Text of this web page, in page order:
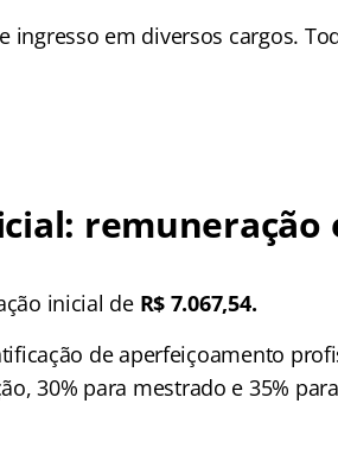
em diversos cargos.
remuneração
inicial de R$ 7.067,54.
de aperfeiçoamento
30% para mestrado e 35%